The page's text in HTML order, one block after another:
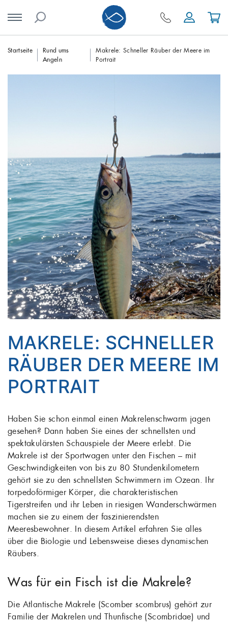
Skip
content
Startseite
Rund ums
Angeln
Makrele: Schneller Räuber der Meere im
Portrait
MAKRELE: SCHNELLER
RÄUBER DER MEERE IM
PORTRAIT
Haben Sie schon einmal einen Makrelenschwarm jagen
gesehen? Dann haben Sie eines der schnellsten und
spektakulärsten Schauspiele der Meere erlebt. Die
Makrele ist der Sportwagen unter den Fischen – mit
Geschwindigkeiten von bis zu 80 Stundenkilometern
gehört sie zu den schnellsten Schwimmern im Ozean. Ihr
torpedoförmiger Körper, die charakteristischen
Tigerstreifen und ihr Leben in riesigen Wanderschwärmen
machen sie zu einem der faszinierendsten
Meeresbewohner. In diesem Artikel erfahren Sie alles
über die Biologie und Lebensweise dieses dynamischen
Räubers.
Was für ein Fisch ist die Makrele?
Die Atlantische Makrele (Scomber scombrus) gehört zur
Familie der Makrelen und Thunfische (Scombridae) und